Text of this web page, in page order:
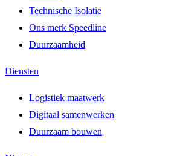
Technische Isolatie
Ons merk Speedline
Duurzaamheid
Diensten
Logistiek maatwerk
Digitaal samenwerken
Duurzaam bouwen